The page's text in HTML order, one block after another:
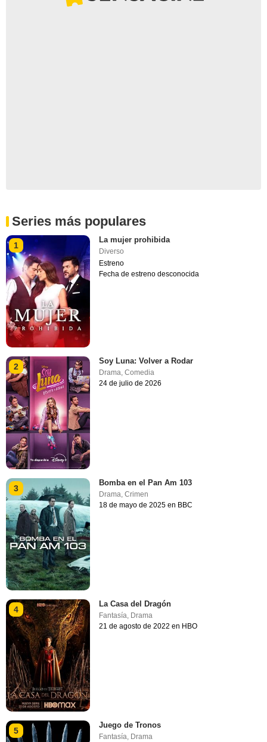
Series más populares
1
La mujer prohibida
Diverso
Estreno
Fecha de estreno desconocida
2
Soy Luna: Volver a Rodar
Drama,Comedia
24 de julio de 2026
3
Bomba en el Pan Am 103
Drama ,Crimen
18 de mayo de 2025 en BBC
4
La Casa del Dragón
Fantasía, Drama
21 de agosto de 2022 en HBO
5
Juego de Tronos
Fantasía, Drama